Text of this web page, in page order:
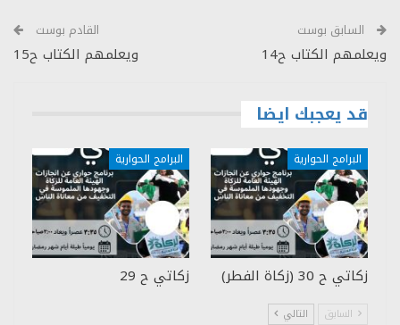
السابق بوست
ويعلمهم الكتاب ح14
القادم بوست
ويعلمهم الكتاب ح15
قد يعجبك ايضا
البرامج الحوارية
زكاتي ح 30 (زكاة الفطر)
البرامج الحوارية
زكاتي ح 29
السابق التالي